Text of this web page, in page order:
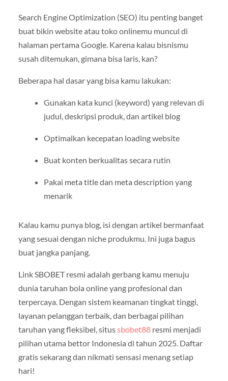
Search Engine Optimization (SEO) itu penting banget
buat bikin website atau toko onlinemu muncul di
halaman pertama Google. Karena kalau bisnismu
susah ditemukan, gimana bisa laris, kan?
Beberapa hal dasar yang bisa kamu lakukan:
Gunakan kata kunci (keyword) yang relevan di
judul, deskripsi produk, dan artikel blog
Optimalkan kecepatan loading website
Buat konten berkualitas secara rutin
Pakai meta title dan meta description yang
menarik
Kalau kamu punya blog, isi dengan artikel bermanfaat
yang sesuai dengan niche produkmu. Ini juga bagus
buat jangka panjang.
Link SBOBET resmi adalah gerbang kamu menuju
dunia taruhan bola online yang profesional dan
terpercaya. Dengan sistem keamanan tingkat tinggi,
layanan pelanggan terbaik, dan berbagai pilihan
taruhan yang fleksibel, situssbobet88resmi menjadi
pilihan utama bettor Indonesia di tahun 2025. Daftar
gratis sekarang dan nikmati sensasi menang setiap
hari!